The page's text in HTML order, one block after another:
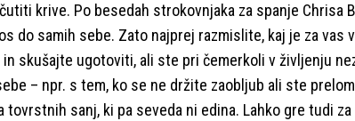
krive. Po besedah strokovnjaka za spanje Chrisa
do samih sebe. Zato najprej razmislite, kaj je za vas
skušajte ugotoviti, ali ste pri čemerkoli v življenju
– npr. s tem, ko se ne držite zaobljub ali ste
sanj, ki pa seveda ni edina. Lahko gre tudi